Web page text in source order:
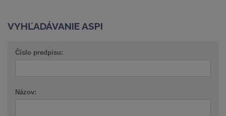
VYHĽADÁVANIE ASPI
Číslo predpisu:
Názov: